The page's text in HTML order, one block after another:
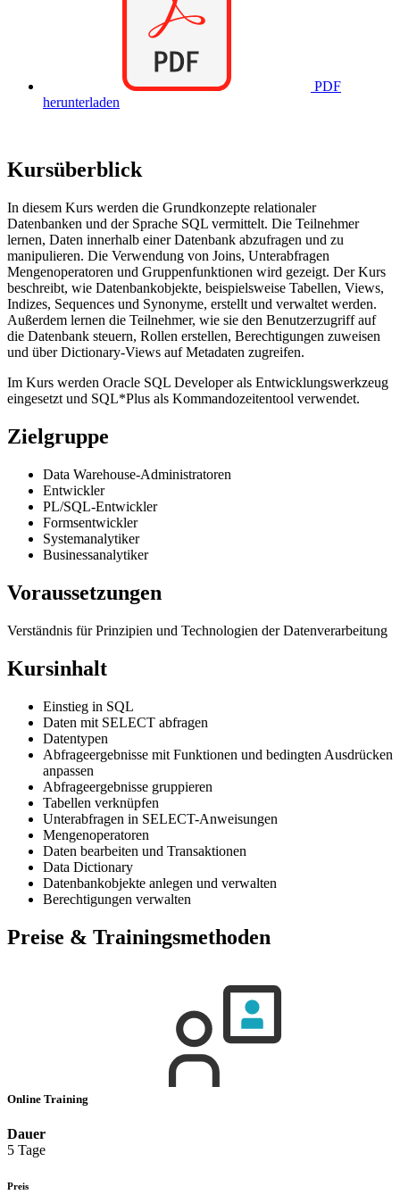
PDF
herunterladen
Kursüberblick
In diesem Kurs werden die Grundkonzepte relationaler
Datenbanken und der Sprache SQL vermittelt. Die Teilnehmer
lernen, Daten innerhalb einer Datenbank abzufragen und zu
manipulieren. Die Verwendung von Joins, Unterabfragen
Mengenoperatoren und Gruppenfunktionen wird gezeigt. Der Kurs
beschreibt, wie Datenbankobjekte, beispielsweise Tabellen, Views,
Indizes, Sequences und Synonyme, erstellt und verwaltet werden.
Außerdem lernen die Teilnehmer, wie sie den Benutzerzugriff auf
die Datenbank steuern, Rollen erstellen, Berechtigungen zuweisen
und über Dictionary-Views auf Metadaten zugreifen.
Im Kurs werden Oracle SQL Developer als Entwicklungswerkzeug
eingesetzt und SQL*Plus als Kommandozeitentool verwendet.
Zielgruppe
Data Warehouse-Administratoren
Entwickler
PL/SQL-Entwickler
Formsentwickler
Systemanalytiker
Businessanalytiker
Voraussetzungen
Verständnis für Prinzipien und Technologien der Datenverarbeitung
Kursinhalt
Einstieg in SQL
Daten mit SELECT abfragen
Datentypen
Abfrageergebnisse mit Funktionen und bedingten Ausdrücken
anpassen
Abfrageergebnisse gruppieren
Tabellen verknüpfen
Unterabfragen in SELECT-Anweisungen
Mengenoperatoren
Daten bearbeiten und Transaktionen
Data Dictionary
Datenbankobjekte anlegen und verwalten
Berechtigungen verwalten
Preise & Trainingsmethoden
Online Training
Dauer
5 Tage
Preis